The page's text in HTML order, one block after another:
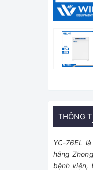
THÔNG
YC-76EL
hãng
bệnh viện,